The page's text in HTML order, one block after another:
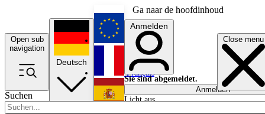
Ga naar de hoofdinhoud
Open sub
navigation
Close menu
Suchen
Deutsch
English
Français
Anmelden
Sie sind abgemeldet.
Anmelden
Licht aus